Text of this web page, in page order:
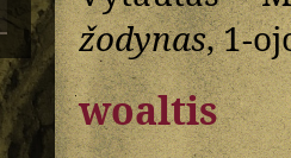
žodynas, 1-
woaltis